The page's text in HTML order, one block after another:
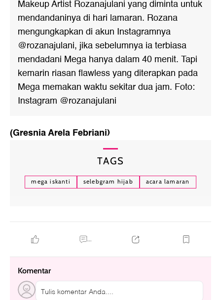
Makeup Artist Rozanajulani yang diminta untuk
mendandaninya di hari lamaran. Rozana
mengungkapkan di akun Instagramnya
@rozanajulani, jika sebelumnya ia terbiasa
mendadani Mega hanya dalam 40 menit. Tapi
kemarin riasan flawless yang diterapkan pada
Mega memakan waktu sekitar dua jam. Foto:
Instagram @rozanajulani
(Gresnia Arela Febriani)
TAGS
mega iskanti selebgram hijab acara lamaran
...
Komentar
Tulis komentar Anda....